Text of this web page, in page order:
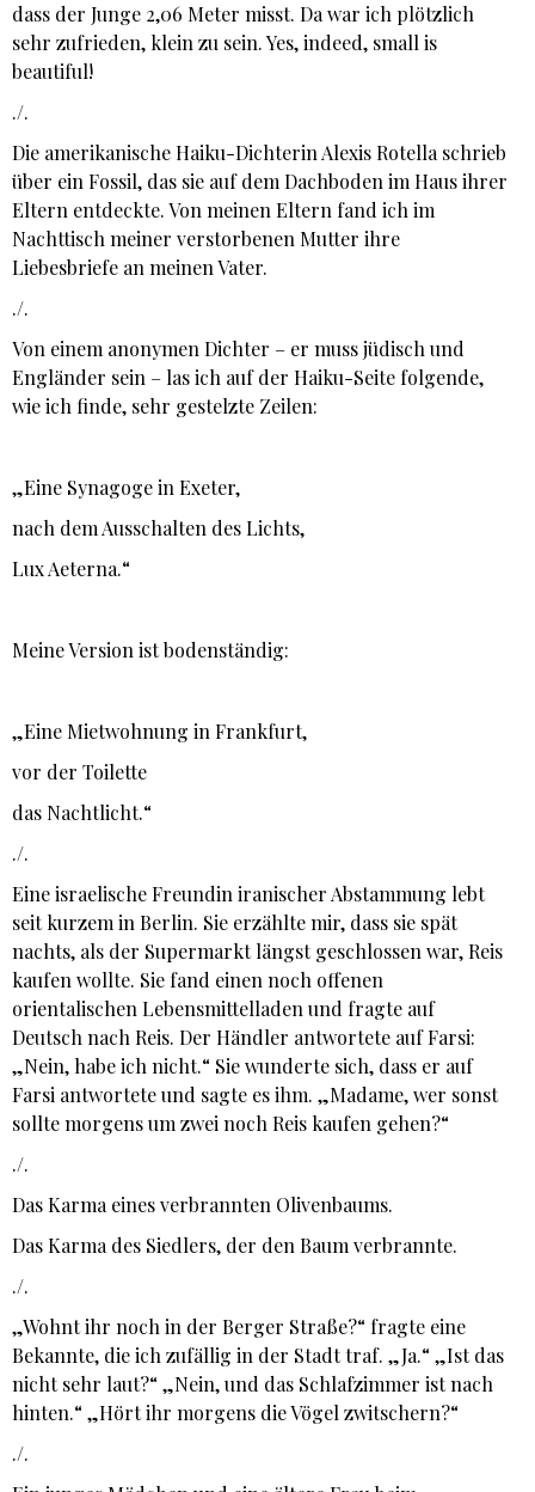
dass der Junge 2,06 Meter misst. Da war ich plötzlich
sehr zufrieden, klein zu sein. Yes, indeed, small is
beautiful!
./.
Die amerikanische Haiku-Dichterin Alexis Rotella schrieb
über ein Fossil, das sie auf dem Dachboden im Haus ihrer
Eltern entdeckte. Von meinen Eltern fand ich im
Nachttisch meiner verstorbenen Mutter ihre
Liebesbriefe an meinen Vater.
./.
Von einem anonymen Dichter – er muss jüdisch und
Engländer sein – las ich auf der Haiku-Seite folgende,
wie ich finde, sehr gestelzte Zeilen:
„Eine Synagoge in Exeter,
nach dem Ausschalten des Lichts,
Lux Aeterna.“
Meine Version ist bodenständig:
„Eine Mietwohnung in Frankfurt,
vor der Toilette
das Nachtlicht.“
./.
Eine israelische Freundin iranischer Abstammung lebt
seit kurzem in Berlin. Sie erzählte mir, dass sie spät
nachts, als der Supermarkt längst geschlossen war, Reis
kaufen wollte. Sie fand einen noch offenen
orientalischen Lebensmittelladen und fragte auf
Deutsch nach Reis. Der Händler antwortete auf Farsi:
„Nein, habe ich nicht.“ Sie wunderte sich, dass er auf
Farsi antwortete und sagte es ihm. „Madame, wer sonst
sollte morgens um zwei noch Reis kaufen gehen?“
./.
Das Karma eines verbrannten Olivenbaums.
Das Karma des Siedlers, der den Baum verbrannte.
./.
„Wohnt ihr noch in der Berger Straße?“ fragte eine
Bekannte, die ich zufällig in der Stadt traf. „Ja.“ „Ist das
nicht sehr laut?“ „Nein, und das Schlafzimmer ist nach
hinten.“ „Hört ihr morgens die Vögel zwitschern?“
./.